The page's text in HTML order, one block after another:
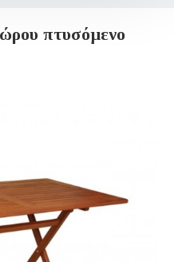
πτυσόμενο